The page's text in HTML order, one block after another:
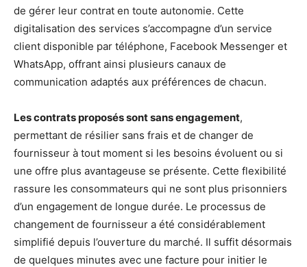
de gérer leur contrat en toute autonomie. Cette
digitalisation des services s’accompagne d’un service
client disponible par téléphone, Facebook Messenger et
WhatsApp, offrant ainsi plusieurs canaux de
communication adaptés aux préférences de chacun.
Les contrats proposés sont sans engagement,
permettant de résilier sans frais et de changer de
fournisseur à tout moment si les besoins évoluent ou si
une offre plus avantageuse se présente. Cette flexibilité
rassure les consommateurs qui ne sont plus prisonniers
d’un engagement de longue durée. Le processus de
changement de fournisseur a été considérablement
simplifié depuis l’ouverture du marché. Il suffit désormais
de quelques minutes avec une facture pour initier le